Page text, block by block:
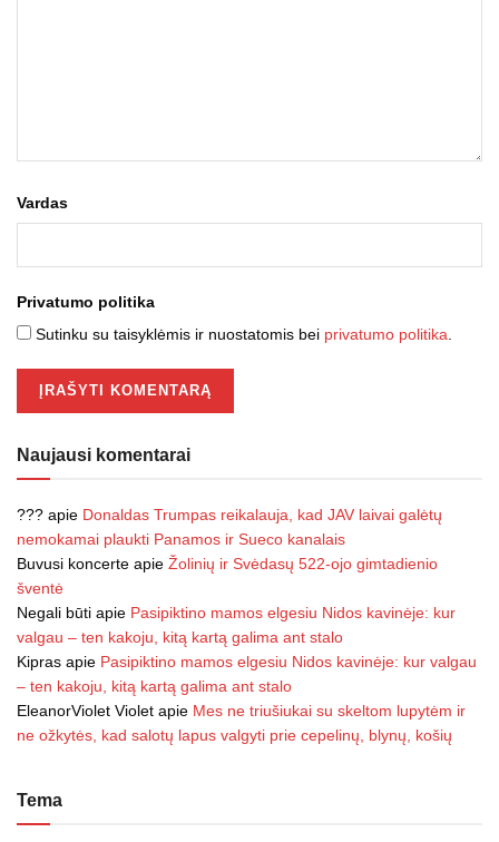
Vardas
Privatumo politika
Sutinku su taisyklėmis ir nuostatomis bei privatumo politika.
Naujausi komentarai
??? apie Donaldas Trumpas reikalauja, kad JAV laivai galėtų
nemokamai plaukti Panamos ir Sueco kanalais
Buvusi koncerte apie Žolinių ir Svėdasų 522-ojo gimtadienio
šventė
Negali būti apie Pasipiktino mamos elgesiu Nidos kavinėje: kur
valgau – ten kakoju, kitą kartą galima ant stalo
Kipras apie Pasipiktino mamos elgesiu Nidos kavinėje: kur valgau
– ten kakoju, kitą kartą galima ant stalo
EleanorViolet Violet apie Mes ne triušiukai su skeltom lupytėm ir
ne ožkytės, kad salotų lapus valgyti prie cepelinų, blynų, košių
Tema